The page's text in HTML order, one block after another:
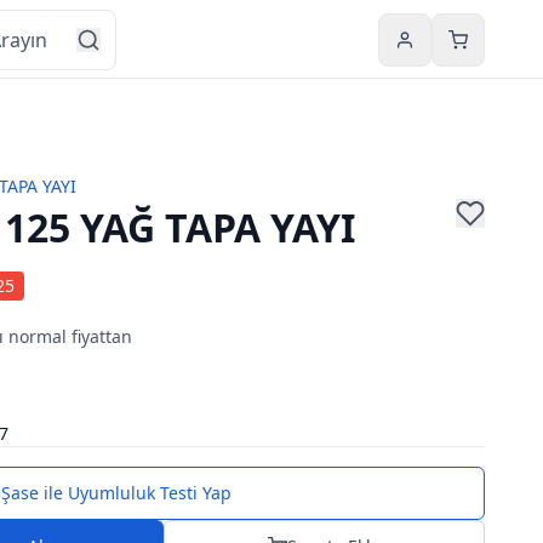
HesabımSepetim
YAYI
YAĞ TAPA YAYI
normal fiyattan
Şase ile Uyumluluk Testi Yap